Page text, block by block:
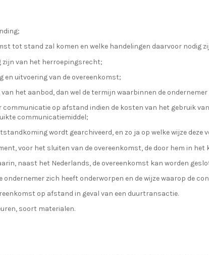
tot stand zal komen en welke handelingen daarvoor nodig
zijn van het herroepingsrecht;
en uitvoering van de overeenkomst;
het aanbod, dan wel de termijn waarbinnen de
communicatie op afstand indien de kosten van het gebruik
communicatiemiddel;
wordt gearchiveerd, en zo ja op welke wijze deze
voor het sluiten van de overeenkomst, de door hem in
naast het Nederlands, de overeenkomst kan worden
ondernemer zich heeft onderworpen en de wijze waarop de
op afstand in geval van een duurtransactie.
soort materialen.